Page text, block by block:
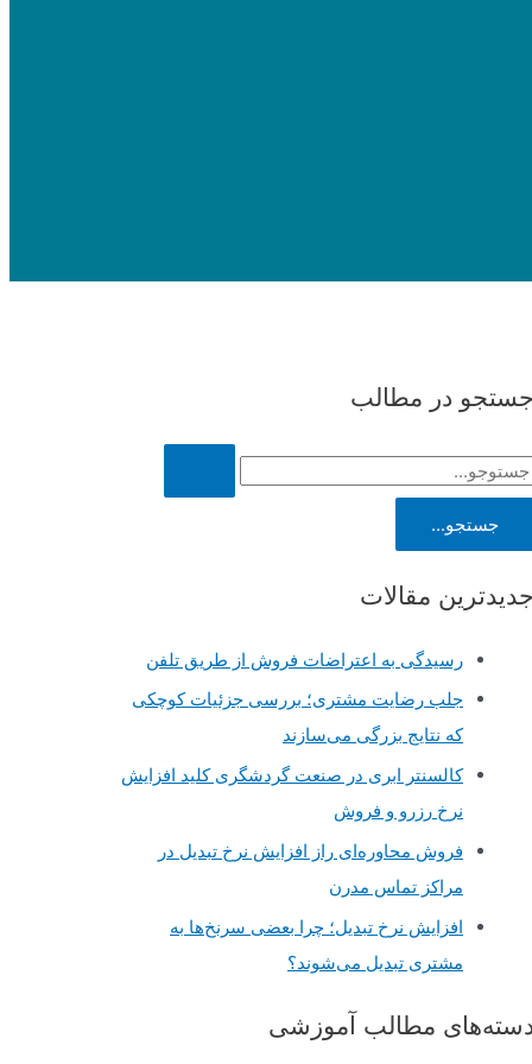
جستجو در مطالب
ج
جدیدترین مقالات
رسیدگی به اعتراضات فروش از طریق تلفن
جلب رضایت مشتری؛ بررسی جزئیات کوچکی
که نتایج بزرگی می‌سازند
کالسنتر ابری در صنعت گردشگری کلید افزایش
نرخ رزرو و فروش
فروش محاوره‌ای راز افزایش نرخ تبدیل در
مراکز تماس مدرن
افزایش نرخ تبدیل؛ چرا بعضی سرنخ‌ها به
مشتری تبدیل می‌شوند؟
دسته‌های مطالب آموزشی